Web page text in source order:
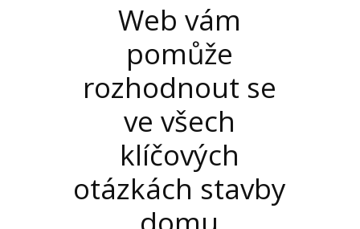
Web vám
pomůže
rozhodnout se
ve všech
klíčových
otázkách stavby